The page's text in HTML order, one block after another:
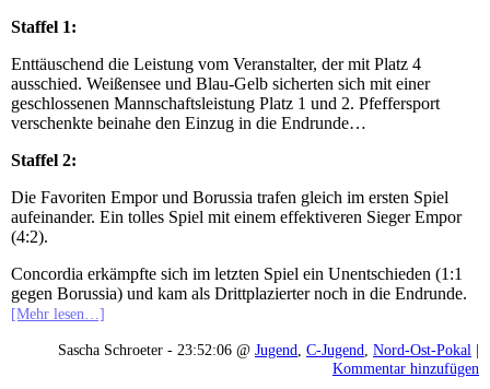
Staffel 1:
Enttäuschend die Leistung vom Veranstalter, der mit Platz 4
ausschied. Weißensee und Blau-Gelb sicherten sich mit einer
geschlossenen Mannschaftsleistung Platz 1 und 2. Pfeffersport
verschenkte beinahe den Einzug in die Endrunde…
Staffel 2:
Die Favoriten Empor und Borussia trafen gleich im ersten Spiel
aufeinander. Ein tolles Spiel mit einem effektiveren Sieger Empor
(4:2).
Concordia erkämpfte sich im letzten Spiel ein Unentschieden (1:1
gegen Borussia) und kam als Drittplazierter noch in die Endrunde.
[Mehr lesen…]
Sascha Schroeter - 23:52:06 @ Jugend C-Jugend Nord-Ost-Pokal |
Kommentar hinzufügen